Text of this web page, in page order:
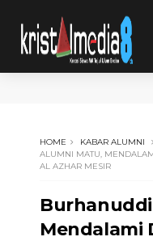
HOME KABAR ALUMNI
ALUMNI MATU,
AL AZHAR MESIR
Mendalami